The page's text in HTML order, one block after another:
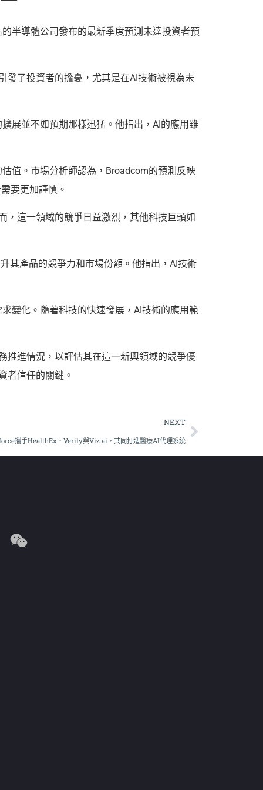
半導體公司發布的最新季度預測未達投資者預
發了投資者的擔憂，尤其是在AI技術被視為未
展並不如預期那樣迅猛。他指出，AI的應用雖
值。市場分析師認為，Broadcom的預測反映
要更加謹慎。
，這一領域的競爭日益激烈，其他科技巨頭如
其產品的競爭力和市場份額。他指出，AI技術
變化。隨著科技的快速發展，AI技術的應用範
推進情況，以評估其在這一新興領域的競爭優
者信任的關鍵。
NEXT
攜手HealthEx、Verily與Viz.ai，共同打造醫療AI代理系統